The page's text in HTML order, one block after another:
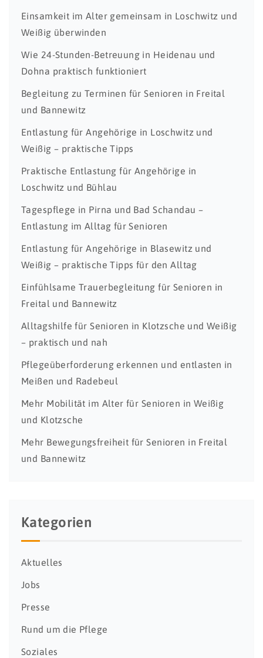
Einsamkeit im Alter gemeinsam in Loschwitz und
Weißig überwinden
Wie 24-Stunden-Betreuung in Heidenau und
Dohna praktisch funktioniert
Begleitung zu Terminen für Senioren in Freital
und Bannewitz
Entlastung für Angehörige in Loschwitz und
Weißig – praktische Tipps
Praktische Entlastung für Angehörige in
Loschwitz und Bühlau
Tagespflege in Pirna und Bad Schandau –
Entlastung im Alltag für Senioren
Entlastung für Angehörige in Blasewitz und
Weißig – praktische Tipps für den Alltag
Einfühlsame Trauerbegleitung für Senioren in
Freital und Bannewitz
Alltagshilfe für Senioren in Klotzsche und Weißig
– praktisch und nah
Pflegeüberforderung erkennen und entlasten in
Meißen und Radebeul
Mehr Mobilität im Alter für Senioren in Weißig
und Klotzsche
Mehr Bewegungsfreiheit für Senioren in Freital
und Bannewitz
Kategorien
Aktuelles
Jobs
Presse
Rund um die Pflege
Soziales